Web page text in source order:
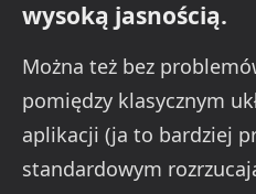
wysoką jasnością.
Można też bez
pomiędzy klasycznym
aplikacji (ja to bardziej
standardowym